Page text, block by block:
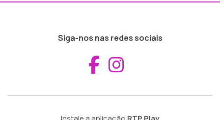
Siga-nos nas redes sociais
Aceder ao